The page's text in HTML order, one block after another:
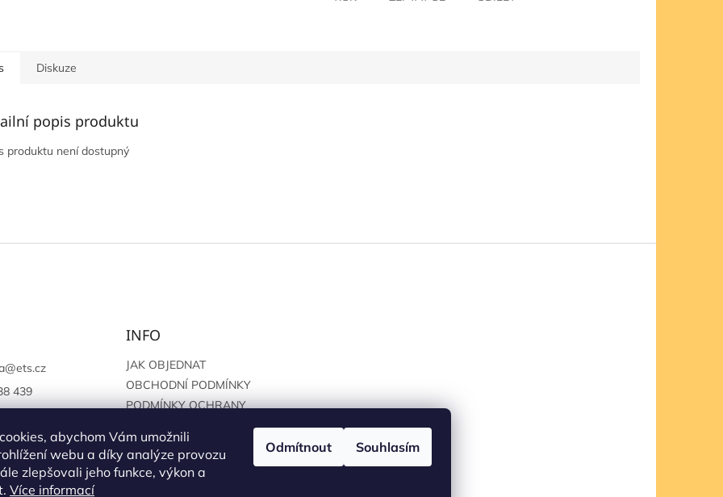
abychom Vám umožnili
webu a díky analýze provozu
zlepšovali jeho funkce, výkon a
Více informací
Odmítnout Souhlasím
Diskuze
popis produktu
produktu není dostupný
@ets.cz
439
INFO
JAK OBJEDNAT
OBCHODNÍ PODMÍNKY
PODMÍNKY OCHRANY